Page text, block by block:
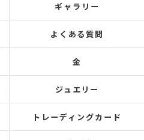
ギャラリー
よくある質問
金
ジュエリー
トレーディングカード